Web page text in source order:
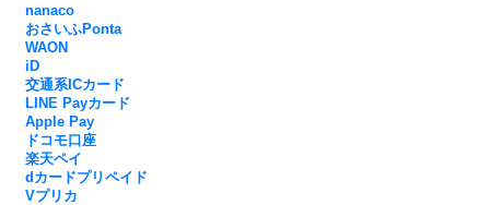
nanaco
おさいふPonta
WAON
iD
交通系ICカード
LINE Payカード
Apple Pay
ドコモ口座
楽天ペイ
dカードプリペイド
Vプリカ